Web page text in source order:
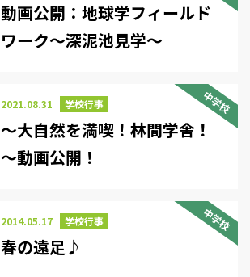
動画公開：地球学フィールド
ワーク～深泥池見学～
中学校
2021.08.31 学校行事
～大自然を満喫！林間学舎！
～動画公開！
中学校
2014.05.17 学校行事
春の遠足♪